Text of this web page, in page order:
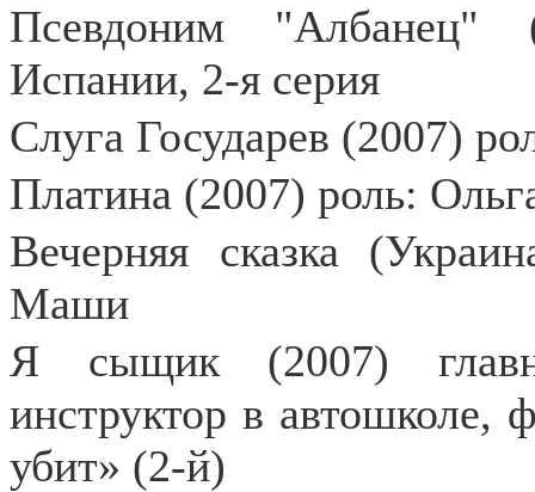
Псевдоним "Албанец"
Испании, 2-я серия
Слуга Государев (2007)
Платина (2007) роль:
Вечерняя сказка
Маши
Я сыщик (2007)
инструктор в автошколе,
убит» (2-й)